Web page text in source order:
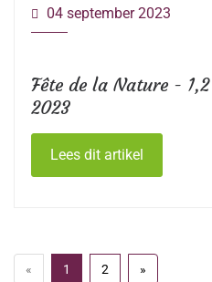
Fête de la Nature -
2023
04 september 2023
Lees dit artikel
« 1 2 »